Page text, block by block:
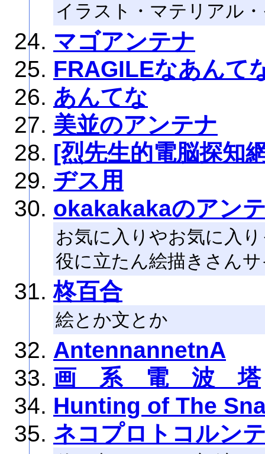
イラスト・マテリアル
マゴアンテナ
FRAGILEなあんて
あんてな
美並のアンテナ
[烈先生的電脳探知
ヂス用
okakakakaのアン
お気に入りやお気に入
役に立たん絵描きさん
柊百合
絵とか文とか
AntennannetnA
画 系 電 波 塔
Hunting of The
ネコプロトコルン